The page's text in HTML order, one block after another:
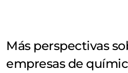
Más perspectivas
empresas de